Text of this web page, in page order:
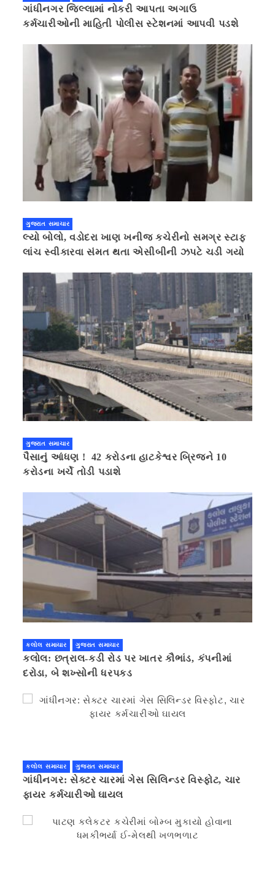
ગાંધીનગર જિલ્લામાં નોકરી આપતા અગાઉ
કર્મચારીઓની માહિતી પોલીસ સ્ટેશનમાં આપવી પડશે
ગુજરાત સમાચાર
લ્યો બોલો, વડોદરા ખાણ ખનીજ કચેરીનો સમગ્ર સ્ટાફ
લાંચ સ્વીકારવા સંમત થતા એસીબીની ઝપટે ચડી ગયો
ગુજરાત સમાચાર
પૈસાનું આંધણ ! 42 કરોડના હાટકેશ્વર બ્રિજને 10
કરોડના ખર્ચે તોડી પડાશે
કલોલ સમાચાર ગુજરાત સમાચાર
કલોલ: છત્રાલ-કડી રોડ પર ખાતર કૌભાંડ, કંપનીમાં
દરોડા, બે શખ્સોની ધરપકડ
કલોલ સમાચાર ગુજરાત સમાચાર
ગાંધીનગર: સેક્ટર ચારમાં ગેસ સિલિન્ડર વિસ્ફોટ, ચાર
ફાયર કર્મચારીઓ ઘાયલ